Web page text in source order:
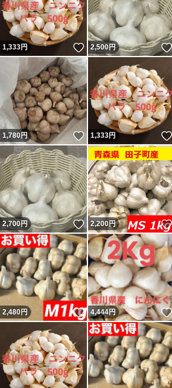
1,333円 いいね！
2,500円
1,780円 いいね！
1,333円
2,700円 いいね！
2,200円
2,480円 いいね！
4,444円